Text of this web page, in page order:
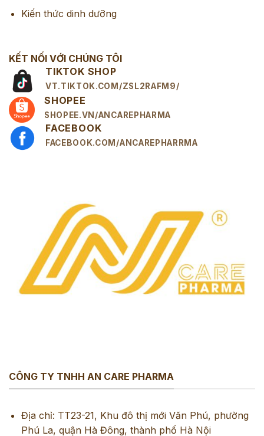
Kiến thức dinh dưỡng
KẾT NỐI VỚI CHÚNG TÔI
TIKTOK SHOP
VT.TIKTOK.COM/ZSL2RAFM9/
SHOPEE
SHOPEE.VN/ANCAREPHARMA
FACEBOOK
FACEBOOK.COM/ANCAREPHARRMA
CÔNG TY TNHH AN CARE PHARMA
Địa chỉ: TT23-21, Khu đô thị mới Văn Phú, phường
Phú La, quận Hà Đông, thành phố Hà Nội